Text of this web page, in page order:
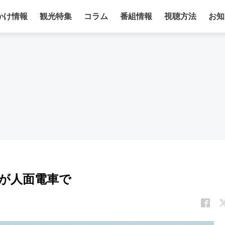
け情報 観光特集 コラム 番組情報 視聴方法 お
人面電車で